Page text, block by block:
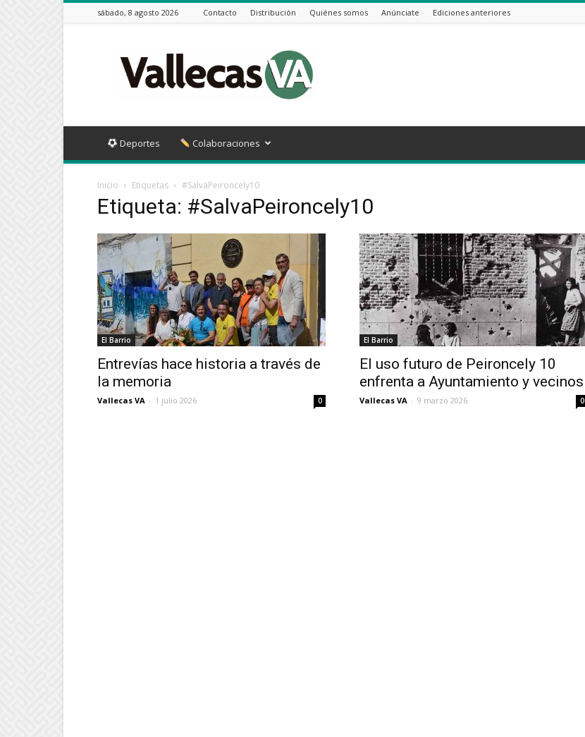
sábado, 8 agosto 2026 Contacto Distribución Quiénes somos Anúnciate Ediciones anteriores
VA
Deportes Colaboraciones
Inicio Etiquetas #SalvaPeironcely10
Etiqueta: #SalvaPeironcely10
El Barrio
Entrevías hace historia a través de
la memoria
Vallecas VA - 1 julio 2026 0
El Barrio
El uso futuro de Peironcely 10
enfrenta a Ayuntamiento y vecinos
Vallecas VA - 9 marzo 2026 0